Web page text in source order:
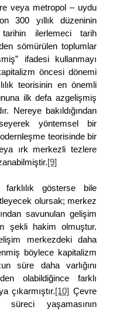
veya metropol – uydu
300 yıllık düzeninin
tarihin ilerlemeci tarih
sömürülen toplumlar
ifadesi kullanmayı
öncesi dönemi
teorisinin en önemli
ilk defa azgelişmiş
Nereye bakıldığından
yöntemsel bir
teorisinde bir
ırk merkezli tezlere
[9]
farklılık gösterse bile
olursak; merkez
savunulan gelişim
şekli hakim olmuştur.
merkezdeki daha
böylece kapitalizm
süre daha varlığını
olabildiğince farklı
çıkarmıştır.[10] Çevre
yaşamasının